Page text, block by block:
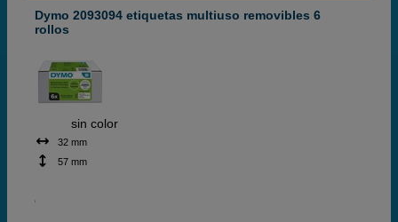
Dymo 2093094 etiquetas multiuso removibles 6
rollos
sin color
32 mm
57 mm